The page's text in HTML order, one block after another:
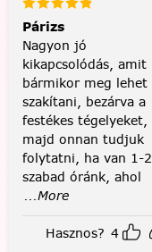
Párizs
Nagyon jó
kikapcsolódás, amit
bármikor meg lehet
szakítani, bezárva a
festékes tégelyeket,
majd onnan tudjuk
folytatni, ha van 1-2
szabad óránk, ahol
...More
Hasznos? 4